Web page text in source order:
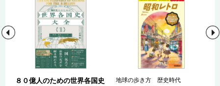
８０億人のための世界各国史
地球の歩き方 歴史時代